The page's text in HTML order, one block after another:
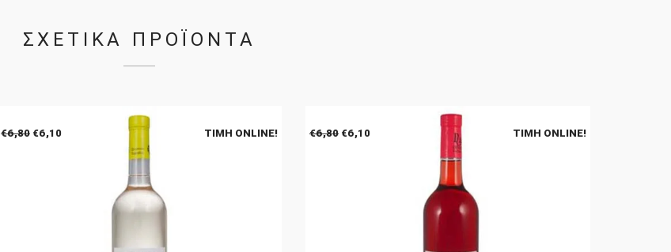
ΣΧΕΤΙΚΑ ΠΡΟΪΟΝΤΑ
€6,80 Original
€6,10Η
ΤΙΜΉ ONLINE! €6,80 Original
€6,10Η
ΤΙΜΉ ONLINE!